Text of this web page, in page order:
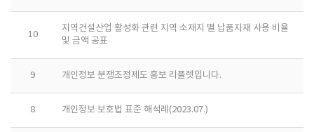
10
지역건설산업 활성화 관련 지역 소재지 별 납품자재 사용 비율
및 금액 공표
9 개인정보 분쟁조정제도 홍보 리플렛입니다.
8 개인정보 보호법 표준 해석례(2023.07.)